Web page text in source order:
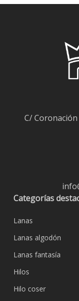
C/
Categorías
Lanas
Lanas algodón
Lanas fantasía
Hilos
Hilo coser